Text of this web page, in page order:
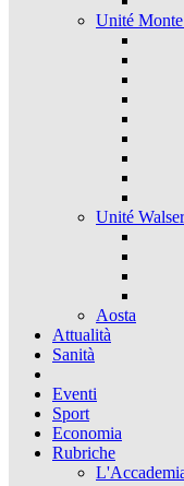
Unité Monte
Unité Walser
Aosta
Attualità
Sanità
Eventi
Sport
Economia
Rubriche